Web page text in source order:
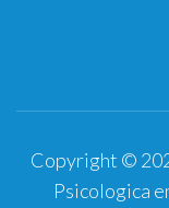
Copyright ©
Psicologica